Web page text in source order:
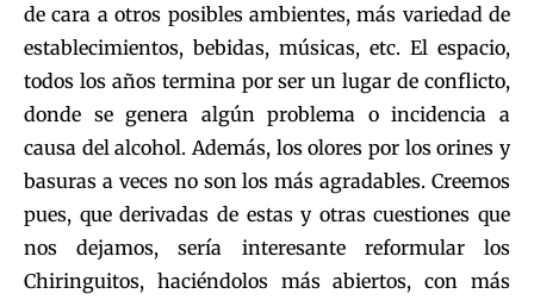
de cara a otros posibles ambientes, más variedad de
establecimientos, bebidas, músicas, etc. El espacio,
todos los años termina por ser un lugar de conflicto,
donde se genera algún problema o incidencia a
causa del alcohol. Además, los olores por los orines y
basuras a veces no son los más agradables. Creemos
pues, que derivadas de estas y otras cuestiones que
nos dejamos, sería interesante reformular los
Chiringuitos, haciéndolos más abiertos, con más